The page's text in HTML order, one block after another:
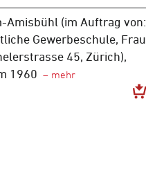
Amisbühl (im Auftrag von:
Gewerbeschule, Frau
45, Zürich),
1960